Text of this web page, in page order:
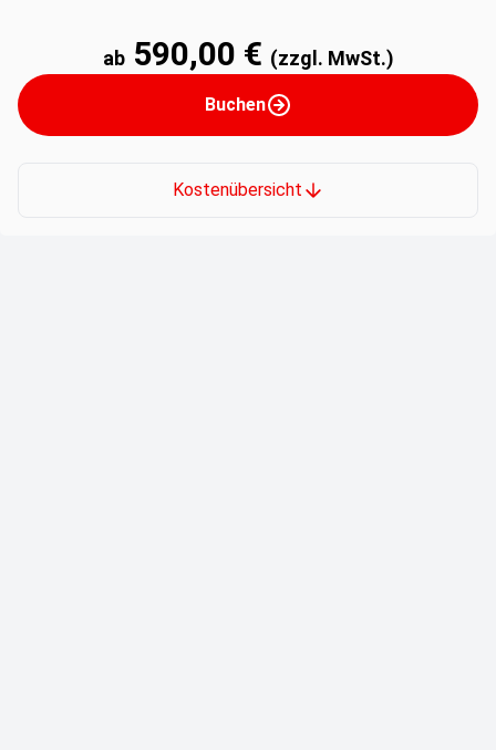
ab 590,00 € (zzgl. MwSt.)
Buchen
Kostenübersicht